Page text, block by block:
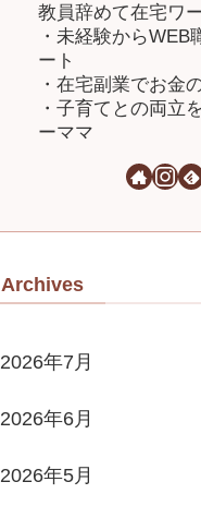
教員辞めて在宅ワ
・未経験からWEB
ート
・在宅副業でお金
・子育てとの両立
ーママ
Archives
2026年7月
2026年6月
2026年5月